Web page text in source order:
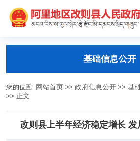
基础信息公开
您的位置: 网站首页 >>政府信息公开 >>基
>> 正文
改则县上半年经济稳定增长